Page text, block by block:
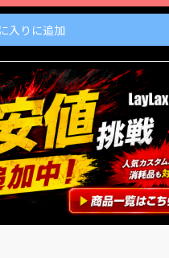
入りに追加